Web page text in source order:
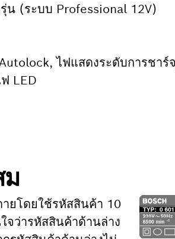
น (ระบบ Professional 12V)
ไฟแสดงระดับการชา
LED
ม
ยโดยใช้รหัสสินค้า 10
จว่ารหัสสินค้าด้านล่าง